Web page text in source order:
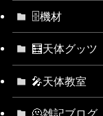
🗄機材
🧮天体グッツ
🎤天体教室
🫠雑記ブログ